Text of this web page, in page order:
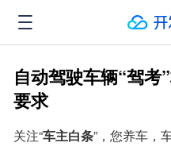
自动驾驶车辆“驾考
要求
关注“车主白条”，您养车，